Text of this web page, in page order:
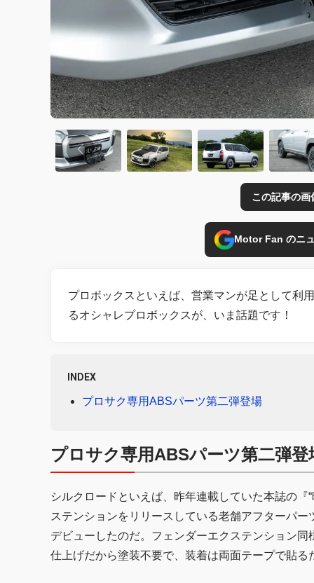
この記事の
Motor Fan のニ
プロボックスといえば、営業マンが足として利
るオシャレプロボックスが、いま話題です！
INDEX
プロサク専用ABSパーツ第二弾登場
プロサク専用ABSパーツ第二弾登
シルクロードといえば、昨年連載していた本誌の
ステンションをリリースしている老舗アフターパ
デビューしたのだ。フェンダーエクステンション
仕上げだから塗装不要で、装着は両面テープで貼